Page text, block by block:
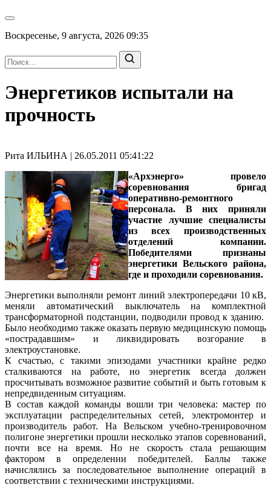
Воскресенье, 9 августа, 2026 09:35
Энергетиков испытали на
прочность
Рита ИЛЬИНА | 26.05.2011 05:41:22
«Архэнерго» провело
соревнования бригад
оперативно-ремонтного
персонала. В них приняли
участие лучшие специалисты
из всех производственных
отделений компании.
Победителями признаны
энергетики Вельского района,
где и проходили соревнования.
Энергетики выполняли ремонт линий электропередачи 10 кВ,
меняли автоматический выключатель на комплектной
трансформаторной подстанции, подводили провод к зданию.
Было необходимо также оказать первую медицинскую помощь
«пострадавшим» и ликвидировать возгорание в
электроустановке.
К счастью, с такими эпизодами участники крайне редко
сталкиваются на работе, но энергетик всегда должен
просчитывать возможное развитие событий и быть готовым к
непредвиденным ситуациям.
В состав каждой команды вошли три человека: мастер по
эксплуатации распределительных сетей, электромонтер и
производитель работ. На Вельском учебно-тренировочном
полигоне энергетики прошли несколько этапов соревнований,
почти все на время. Но не скорость стала решающим
фактором в определении победителей. Баллы также
начислялись за последовательное выполнение операций в
соответствии с техническими инструкциями.